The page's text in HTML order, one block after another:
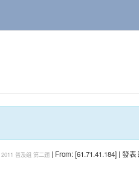
2011 普及组 第二题 | From: [61.71.41.184] | 發